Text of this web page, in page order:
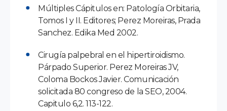
Múltiples Cápitulos en: Patología Orbitaria,
Tomos I y II. Editores; Perez Moreiras, Prada
Sanchez. Edika Med 2002.
Cirugía palpebral en el hipertiroidismo.
Párpado Superior. Perez Moreiras JV,
Coloma Bockos Javier. Comunicación
solicitada 80 congreso de la SEO, 2004.
Capitulo 6,2. 113-122.